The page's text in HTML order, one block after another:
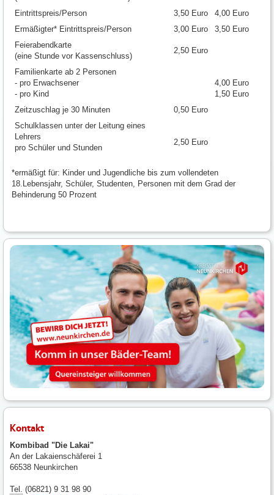
Eintrittspreis/Person
3,50 Euro
4,00 Euro
Ermäßigter* Eintrittspreis/Person
3,00 Euro
3,50 Euro
Feierabendkarte
(eine Stunde vor Kassenschluss)
2,50 Euro
Familienkarte ab 2 Personen
- pro Erwachsener
- pro Kind
4,00 Euro
1,50 Euro
Zeitzuschlag je 30 Minuten
0,50 Euro
Schulklassen unter der Leitung eines
Lehrers
pro Schüler und Stunden
2,50 Euro
*ermäßigt für: Kinder und Jugendliche bis zum vollendeten
18.Lebensjahr, Schüler, Studenten, Personen mit dem Grad der
Behinderung 50 Prozent
Kontakt
Kombibad "Die Lakai"
An der Lakaienschäferei 1
66538 Neunkirchen
Tel. (06821) 9 31 98 90